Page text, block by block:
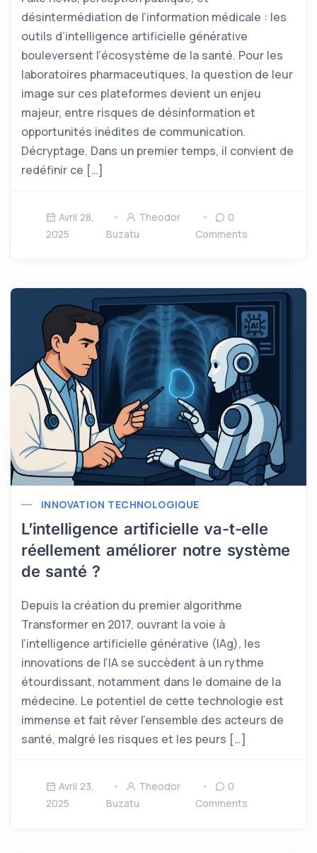
désintermédiation de l’information médicale : les
outils d’intelligence artificielle générative
bouleversent l’écosystème de la santé. Pour les
laboratoires pharmaceutiques, la question de leur
image sur ces plateformes devient un enjeu
majeur, entre risques de désinformation et
opportunités inédites de communication.
Décryptage. Dans un premier temps, il convient de
redéfinir ce […]
Avril 28,
2025
Theodor
Buzatu
0
Comments
INNOVATION TECHNOLOGIQUE
L’intelligence artificielle va-t-elle
réellement améliorer notre système
de santé ?
Depuis la création du premier algorithme
Transformer en 2017, ouvrant la voie à
l’intelligence artificielle générative (IAg), les
innovations de l’IA se succèdent à un rythme
étourdissant, notamment dans le domaine de la
médecine. Le potentiel de cette technologie est
immense et fait rêver l’ensemble des acteurs de
santé, malgré les risques et les peurs […]
Avril 23,
2025
Theodor
Buzatu
0
Comments